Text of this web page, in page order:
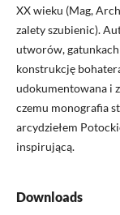
XX wieku (Mag,
zalety szubienic).
utworów,
konstrukcję
udokumentowana i
czemu monografia
arcydziełem
inspirującą.
Downloads